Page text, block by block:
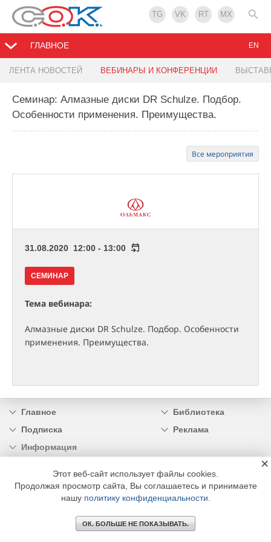
TG VK RT MX
ГЛАВНОЕ
ЛЕНТА НОВОСТЕЙ ВЕБИНАРЫ И КОНФЕРЕНЦИИ
EN
Семинар: Алмазные диски DR Schulze. Подбор.
Особенности применения. Преимущества.
Все мероприятия
31.08.2020 12:00 - 13:00
СЕМИНАР
Тема вебинара:
Алмазные диски DR Schulze. Подбор. Особенности
применения. Преимущества.
Главное
Библиотека
Подписка
Реклама
Информация
© 2002 - 2026 OOO Издательский дом «МЕДИА ТЕХНОЛОДЖИ» +7 (495) 665-00-
Этот веб-сайт использует файлы cookies.
Продолжая просмотр сайта, Вы соглашаетесь и принимаете
нашу политику конфиденциальности
ОК. БОЛЬШЕ НЕ ПОКАЗЫВАТЬ.
×